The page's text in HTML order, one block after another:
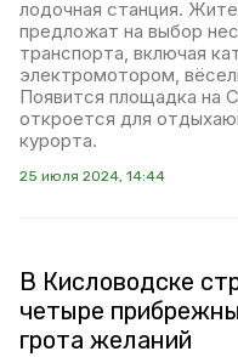
лодочная станция.
предложат на выбор
транспорта, включая
электромотором,
Появится площадка на
откроется для
курорта.
25 июля 2024, 14:44
В Кисловодске
четыре
грота желаний